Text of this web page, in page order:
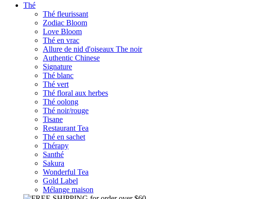
Thé
Thé fleurissant
Zodiac Bloom
Love Bloom
Thé en vrac
Allure de nid d'oiseaux The noir
Authentic Chinese
Signature
Thé blanc
Thé vert
Thé floral aux herbes
Thé oolong
Thé noir/rouge
Tisane
Restaurant Tea
Thé en sachet
Thérapy
Santhé
Sakura
Wonderful Tea
Gold Label
Mélange maison